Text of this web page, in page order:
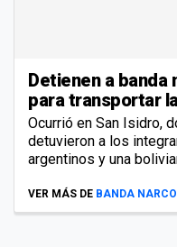
Detienen a banda
para transportar
Ocurrió en San Isidro,
detuvieron a los
argentinos y una
VER MÁS DE BANDA NARCO